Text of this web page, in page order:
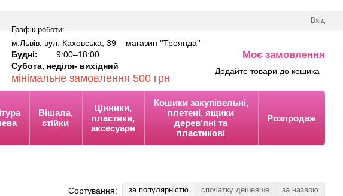
Вхід
Графік роботи:
м.Львів, вул. Каховська, 39 магазин ''Троянда''
Будні:
9:00–18:00
Субота, неділя- вихідний
мінімальне замовлення 500 грн
Моє замовлення
Додайте товари до кошика
Вішала,
стійки
Цінники,
пластики,
аксесуари
Кошики закупівельні,
плетені, ящики
дерев'яні та
пластикові
Розпродаж
Сортування: за популярністю спочатку дешевше за назвою